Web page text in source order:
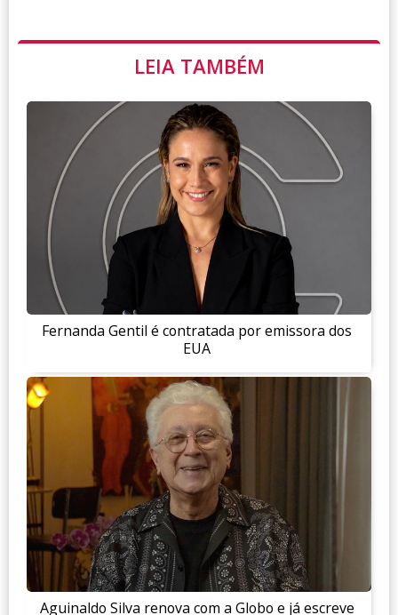
LEIA TAMBÉM
Fernanda Gentil é contratada por emissora dos
EUA
Aguinaldo Silva renova com a Globo e já escreve